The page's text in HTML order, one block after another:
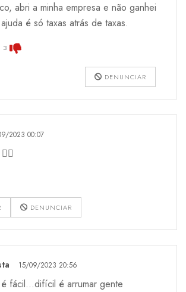
abri a minha empresa e não ganhei
é só taxas atrás de taxas.
3
DENUNCIAR
2023 00:07
DENUNCIAR
15/09/2023 20:56
fácil...difícil é arrumar gente